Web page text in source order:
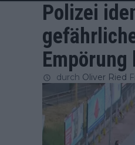
Polizei
Empörung
durch Oliver Ried